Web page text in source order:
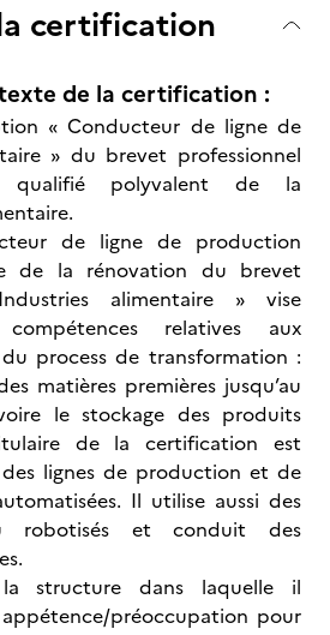
certification
de la certification :
« Conducteur de ligne de
» du brevet professionnel
polyvalent de la
de ligne de production
de la rénovation du brevet
alimentaire » vise
relatives aux
process de transformation :
matières premières jusqu’au
le stockage des produits
de la certification est
lignes de production et de
Il utilise aussi des
robotisés et conduit des
structure dans laquelle il
préoccupation pour